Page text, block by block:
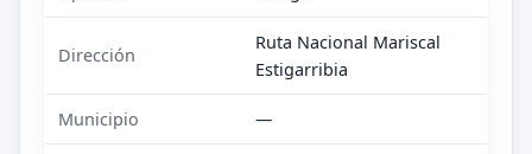
Dirección
Ruta Nacional Mariscal
Estigarribia
Municipio —